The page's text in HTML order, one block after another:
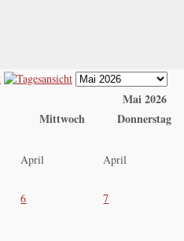
Mai 2026
Mittwoch Donnerstag
April April
6 7